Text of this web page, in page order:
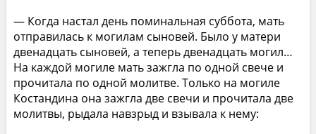
— Когда настал день поминальная суббота, мать
отправилась к могилам сыновей. Было у матери
двенадцать сыновей, а теперь двенадцать могил…
На каждой могиле мать зажгла по одной свече и
прочитала по одной молитве. Только на могиле
Костандина она зажгла две свечи и прочитала две
молитвы, рыдала навзрыд и взывала к нему: